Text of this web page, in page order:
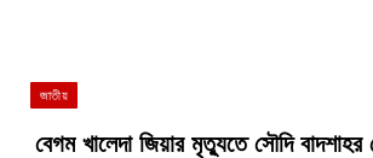
জাতীয়
বেগম খালেদা জিয়ার মৃত্যুতে সৌদি